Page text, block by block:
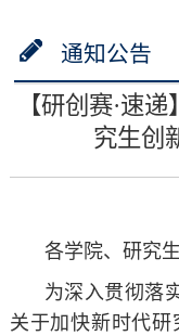
通知公告
【研创赛·速
究生创
各学院、研究生
为深入贯彻落
关于加快新时代研